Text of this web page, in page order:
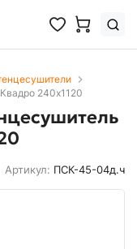
240х1120
Артикул: ПСК-45-04д.ч